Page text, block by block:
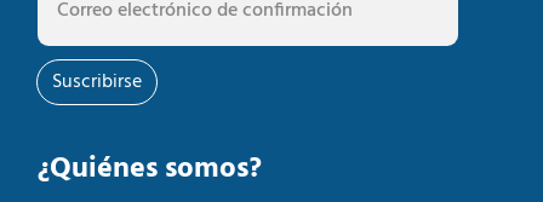
Suscribirse
¿Quiénes somos?